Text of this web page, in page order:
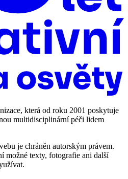
která od roku 2001 poskytuje
multidisciplinární péči lidem
je chráněn autorským právem.
možné texty, fotografie ani další